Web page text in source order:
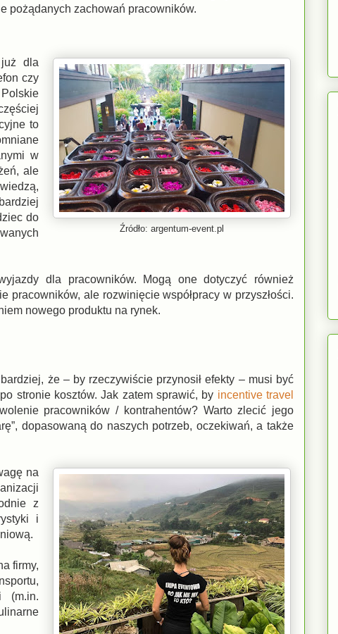
pożądanych zachowań pracowników.
Źródło: argentum-event.pl
dla
czy
to
w
ale
do
dla pracowników. Mogą one dotyczyć również
pracowników, ale rozwinięcie współpracy w przyszłości.
nowego produktu na rynek.
że – by rzeczywiście przynosił efekty – musi być
stronie kosztów. Jak zatem sprawić, by incentive travel
pracowników / kontrahentów? Warto zlecić jego
dopasowaną do naszych potrzeb, oczekiwań, a także
na
z
i
firmy,
(m.in.